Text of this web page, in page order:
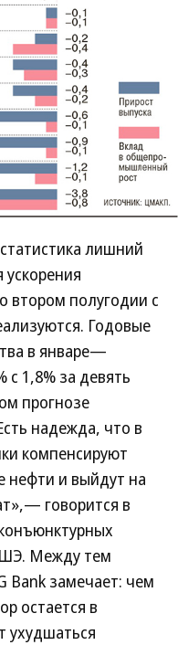
лишний
втором полугодии с
Годовые
в январе—
с 1,8% за девять
прогнозе
надежда, что в
компенсируют
нефти и выйдут на
говорится в
Между тем
замечает: чем
остается в
ухудшаться